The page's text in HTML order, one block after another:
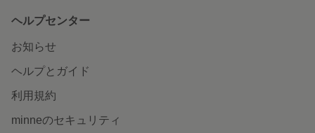
ヘルプセンター
お知らせ
ヘルプとガイド
利用規約
minneのセキュリティ